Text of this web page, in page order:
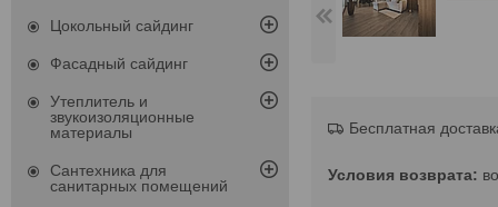
Бесплатная
Цокольный сайдинг
Фасадный сайдинг
Утеплитель и
звукоизоляционные
материалы
Сантехника для
санитарных помещений